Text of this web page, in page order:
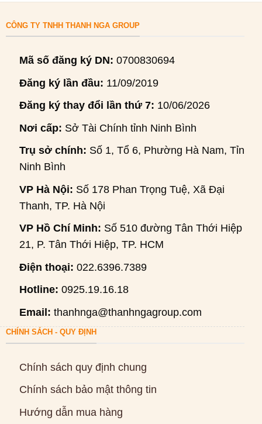
CÔNG TY TNHH THANH NGA GROUP
Mã số đăng ký DN: 0700830694
Đăng ký lần đầu: 11/09/2019
Đăng ký thay đổi lần thứ 7: 10/06/2026
Nơi cấp: Sở Tài Chính tỉnh Ninh Bình
Trụ sở chính: Số 1, Tổ 6, Phường Hà Nam, Tỉnh
Ninh Bình
VP Hà Nội: Số 178 Phan Trọng Tuệ, Xã Đại
Thanh, TP. Hà Nội
VP Hồ Chí Minh: Số 510 đường Tân Thới Hiệp
21, P. Tân Thới Hiệp, TP. HCM
Điện thoại: 022.6396.7389
Hotline: 0925.19.16.18
Email: thanhnga@thanhngagroup.com
CHÍNH SÁCH - QUY ĐỊNH
Chính sách quy định chung
Chính sách bảo mật thông tin
Hướng dẫn mua hàng